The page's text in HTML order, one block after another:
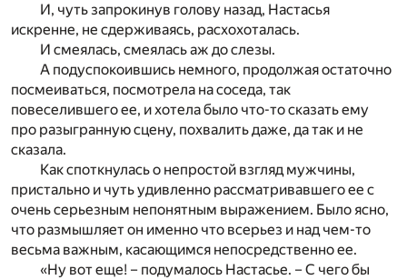
И, чуть запрокинув голову назад, Настасья
искренне, не сдерживаясь, расхохоталась.
И смеялась, смеялась аж до слезы.
А подуспокоившись немного, продолжая остаточно
посмеиваться, посмотрела на соседа, так
повеселившего ее, и хотела было что-то сказать ему
про разыгранную сцену, похвалить даже, да так и не
сказала.
Как споткнулась о непростой взгляд мужчины,
пристально и чуть удивленно рассматривавшего ее с
очень серьезным непонятным выражением. Было ясно,
что размышляет он именно что всерьез и над чем-то
весьма важным, касающимся непосредственно ее.
«Ну вот еще! – подумалось Настасье. – С чего бы